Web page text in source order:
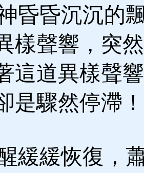
昏昏沉沉的
樣聲響，突
這道異樣聲
是驟然停滯！
緩緩恢復，